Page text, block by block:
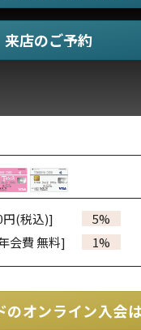
円(税込)] 5%
会費 無料] 1%
のオンライン入会